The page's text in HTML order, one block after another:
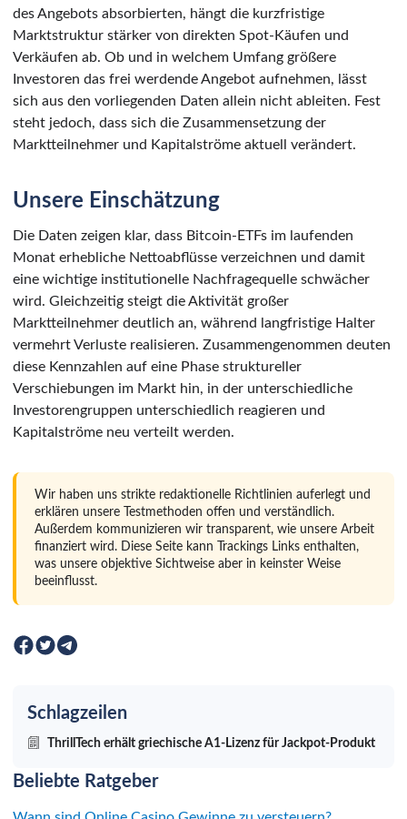
des Angebots absorbierten, hängt die kurzfristige
Marktstruktur stärker von direkten Spot-Käufen und
Verkäufen ab. Ob und in welchem Umfang größere
Investoren das frei werdende Angebot aufnehmen, lässt
sich aus den vorliegenden Daten allein nicht ableiten. Fest
steht jedoch, dass sich die Zusammensetzung der
Marktteilnehmer und Kapitalströme aktuell verändert.
Unsere Einschätzung
Die Daten zeigen klar, dass Bitcoin-ETFs im laufenden
Monat erhebliche Nettoabflüsse verzeichnen und damit
eine wichtige institutionelle Nachfragequelle schwächer
wird. Gleichzeitig steigt die Aktivität großer
Marktteilnehmer deutlich an, während langfristige Halter
vermehrt Verluste realisieren. Zusammengenommen deuten
diese Kennzahlen auf eine Phase struktureller
Verschiebungen im Markt hin, in der unterschiedliche
Investorengruppen unterschiedlich reagieren und
Kapitalströme neu verteilt werden.
Wir haben uns strikte redaktionelle Richtlinien auferlegt und
erklären unsere Testmethoden offen und verständlich.
Außerdem kommunizieren wir transparent, wie unsere Arbeit
finanziert wird. Diese Seite kann Trackings Links enthalten,
was unsere objektive Sichtweise aber in keinster Weise
beeinflusst.
Schlagzeilen
ThrillTech erhält griechische A1-Lizenz für Jackpot-Produkt
Beliebte Ratgeber